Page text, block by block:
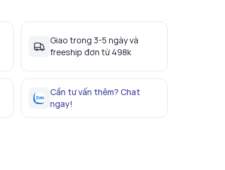
Giao trong 3-5 ngày và
freeship đơn từ 498k
Cần tư vấn thêm? Chat
ngay!